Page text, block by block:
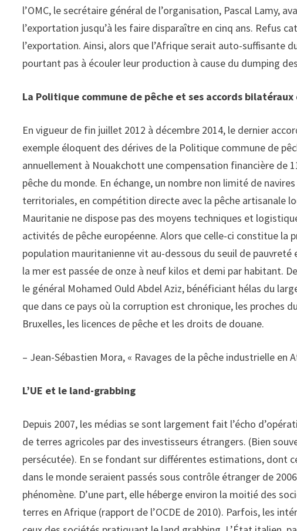
l’OMC, le secrétaire général de l’organisation, Pascal Lamy,
l’exportation jusqu’à les faire disparaître en cinq ans. Refus
l’exportation. Ainsi, alors que l’Afrique serait auto-suffisante
pourtant pas à écouler leur production à cause du dumping
La Politique commune de pêche et ses accords bilatéraux
En vigueur de fin juillet 2012 à décembre 2014, le dernier
exemple éloquent des dérives de la Politique commune de
annuellement à Nouakchott une compensation financière de
pêche du monde. En échange, un nombre non limité de
territoriales, en compétition directe avec la pêche artisanale
Mauritanie ne dispose pas des moyens techniques et
activités de pêche européenne. Alors que celle-ci constitue
population mauritanienne vit au-dessous du seuil de
la mer est passée de onze à neuf kilos et demi par habitant.
le général Mohamed Ould Abdel Aziz, bénéficiant hélas du
que dans ce pays où la corruption est chronique, les proches
Bruxelles, les licences de pêche et les droits de douane.
– Jean-Sébastien Mora, « Ravages de la pêche industrielle en
L’UE et le land-grabbing
Depuis 2007, les médias se sont largement fait l’écho
de terres agricoles par des investisseurs étrangers. (Bien
persécutée). En se fondant sur différentes estimations, dont
dans le monde seraient passés sous contrôle étranger de
phénomène. D’une part, elle héberge environ la moitié des
terres en Afrique (rapport de l’OCDE de 2010). Parfois, les